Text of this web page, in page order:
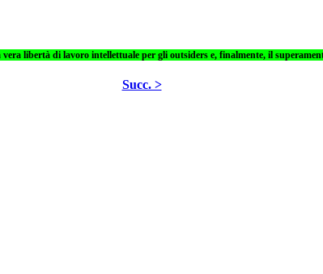
libertà di lavoro intellettuale per gli outsiders e, finalmente, il
Succ. >